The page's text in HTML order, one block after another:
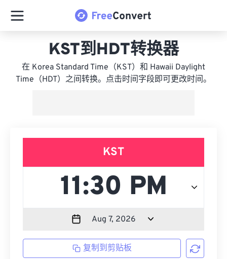
KST到HDT转换器
在 Korea Standard Time（KST）和 Hawaii Daylight
Time（HDT）之间转换。点击时间字段即可更改时间。
KST
复制到剪贴板